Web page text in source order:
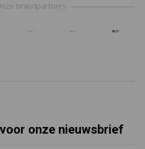
brandpartners
onze nieuwsbrief